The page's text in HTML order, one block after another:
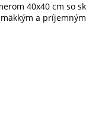
40x40 cm so
a